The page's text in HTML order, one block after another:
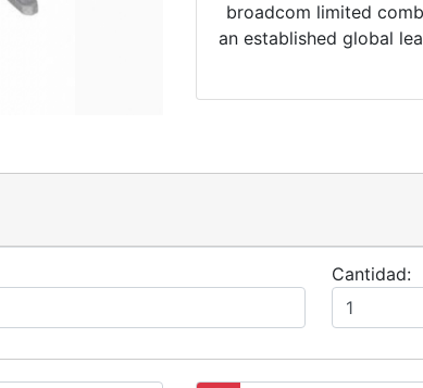
broadcom limited
an established global
Cantidad: